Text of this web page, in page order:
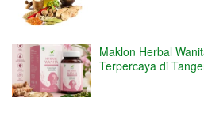
Maklon Herbal
Terpercaya di